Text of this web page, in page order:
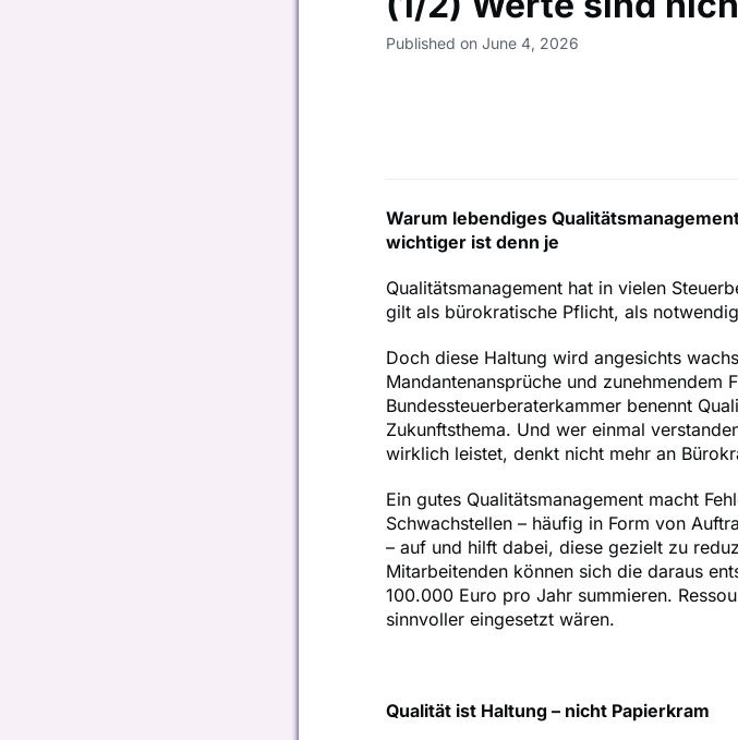
Published on June 4, 2026
Warum lebendiges
wichtiger ist denn je
Qualitätsmanagement hat in vielen
gilt als bürokratische Pflicht, als
Doch diese Haltung wird angesichts
Mandantenansprüche und zunehmendem
Bundessteuerberaterkammer benennt
Zukunftsthema. Und wer einmal
wirklich leistet, denkt nicht mehr an
Ein gutes Qualitätsmanagement macht
Schwachstellen – häufig in Form von
– auf und hilft dabei, diese gezielt zu
Mitarbeitenden können sich die daraus
100.000 Euro pro Jahr summieren.
sinnvoller eingesetzt wären.
Qualität ist Haltung – nicht Papierkram